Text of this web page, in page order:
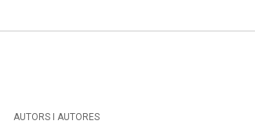
AUTORS I AUTORES